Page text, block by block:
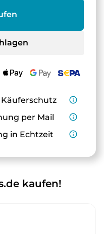
info_outline
per Mail
info_outline
in Echtzeit info_outline
kaufen!